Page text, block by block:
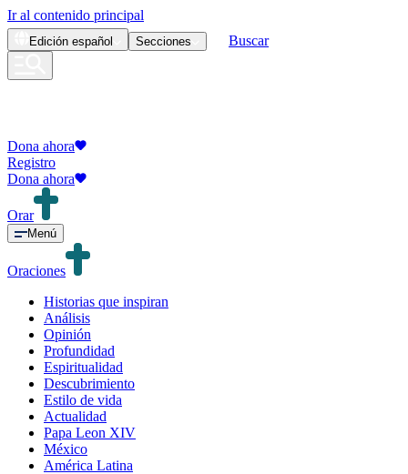
Ir al contenido principal
Edición español Secciones Buscar
Dona ahora
Registro
Dona ahora
Orar
Menú
Oraciones
Historias que inspiran
Análisis
Opinión
Profundidad
Espiritualidad
Descubrimiento
Estilo de vida
Actualidad
Papa Leon XIV
México
América Latina